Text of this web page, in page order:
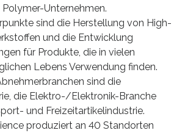
Unternehmen.
sind die Herstellung von High-
und die Entwicklung
für Produkte, die in vielen
Lebens Verwendung finden.
sind die
die Elektro-/Elektronik-Branche
und Freizeitartikelindustrie.
produziert an 40 Standorten